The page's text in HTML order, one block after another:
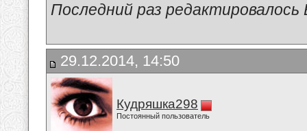
Последний раз
29.12.2014, 14:50
Кудряшка298
Постоянный пользователь